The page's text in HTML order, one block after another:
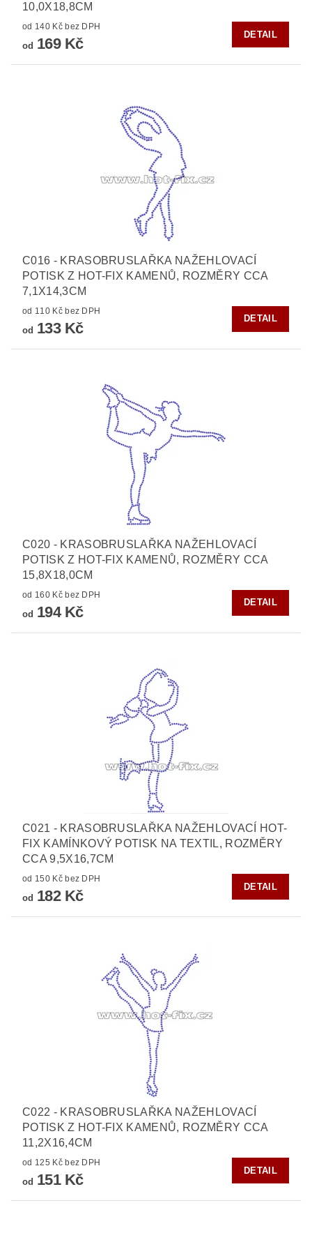
10,0X18,8CM
od 140 Kč bez DPH
od 169 Kč
DETAIL
C016 - KRASOBRUSLAŘKA NAŽEHLOVACÍ
POTISK Z HOT-FIX KAMENŮ, ROZMĚRY CCA
7,1X14,3CM
od 110 Kč bez DPH
od 133 Kč
DETAIL
C020 - KRASOBRUSLAŘKA NAŽEHLOVACÍ
POTISK Z HOT-FIX KAMENŮ, ROZMĚRY CCA
15,8X18,0CM
od 160 Kč bez DPH
od 194 Kč
DETAIL
C021 - KRASOBRUSLAŘKA NAŽEHLOVACÍ HOT-
FIX KAMÍNKOVÝ POTISK NA TEXTIL, ROZMĚRY
CCA 9,5X16,7CM
od 150 Kč bez DPH
od 182 Kč
DETAIL
C022 - KRASOBRUSLAŘKA NAŽEHLOVACÍ
POTISK Z HOT-FIX KAMENŮ, ROZMĚRY CCA
11,2X16,4CM
od 125 Kč bez DPH
od 151 Kč
DETAIL